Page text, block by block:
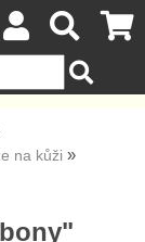
na kůži